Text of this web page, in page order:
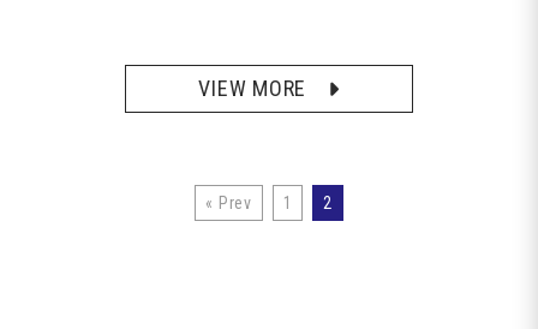
VIEW MORE
« Prev 1 2